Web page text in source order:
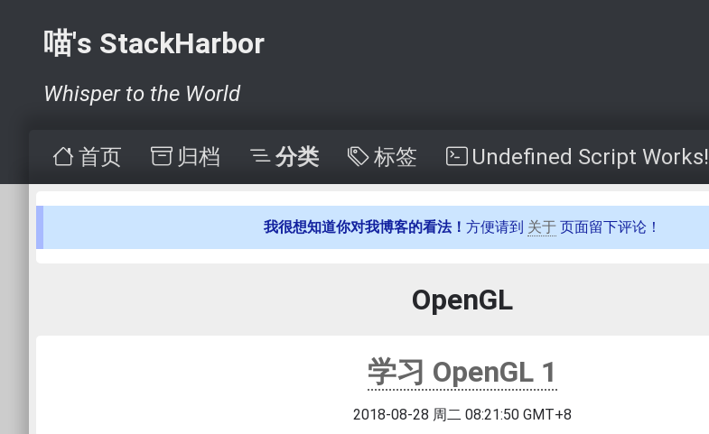
喵's StackHarbor
Whisper to the World
首页 归档 分类 标签 Undefined Script Works!
我很想知道你对我博客的看法！ 方便请到 关于 页面留下评论！
OpenGL
学习 OpenGL 1
2018-08-28 周二 08:21:50 GMT+8